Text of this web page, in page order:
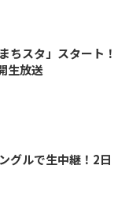
ちスタ」スタート！
生放送
グルで生中継！2日